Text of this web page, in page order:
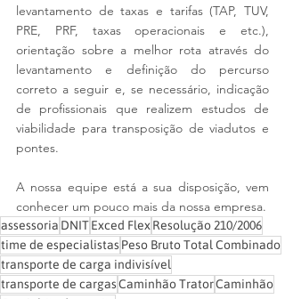
levantamento de taxas e tarifas (TAP, TUV,
PRE, PRF, taxas operacionais e etc.),
orientação sobre a melhor rota através do
levantamento e definição do percurso
correto a seguir e, se necessário, indicação
de profissionais que realizem estudos de
viabilidade para transposição de viadutos e
pontes.
A nossa equipe está a sua disposição, vem
conhecer um pouco mais da nossa empresa.
assessoria DNITExced Flex Resolução 210/2006
time de especialistas Peso Bruto Total Combinado
transporte de carga indivisível
transporte de cargasCaminhão TratorCaminhão